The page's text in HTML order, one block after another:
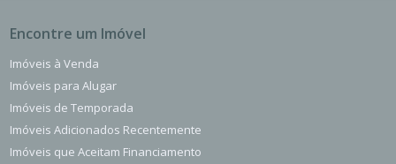
Encontre um Imóvel
Imóveis à Venda
Imóveis para Alugar
Imóveis de Temporada
Imóveis Adicionados Recentemente
Imóveis que Aceitam Financiamento